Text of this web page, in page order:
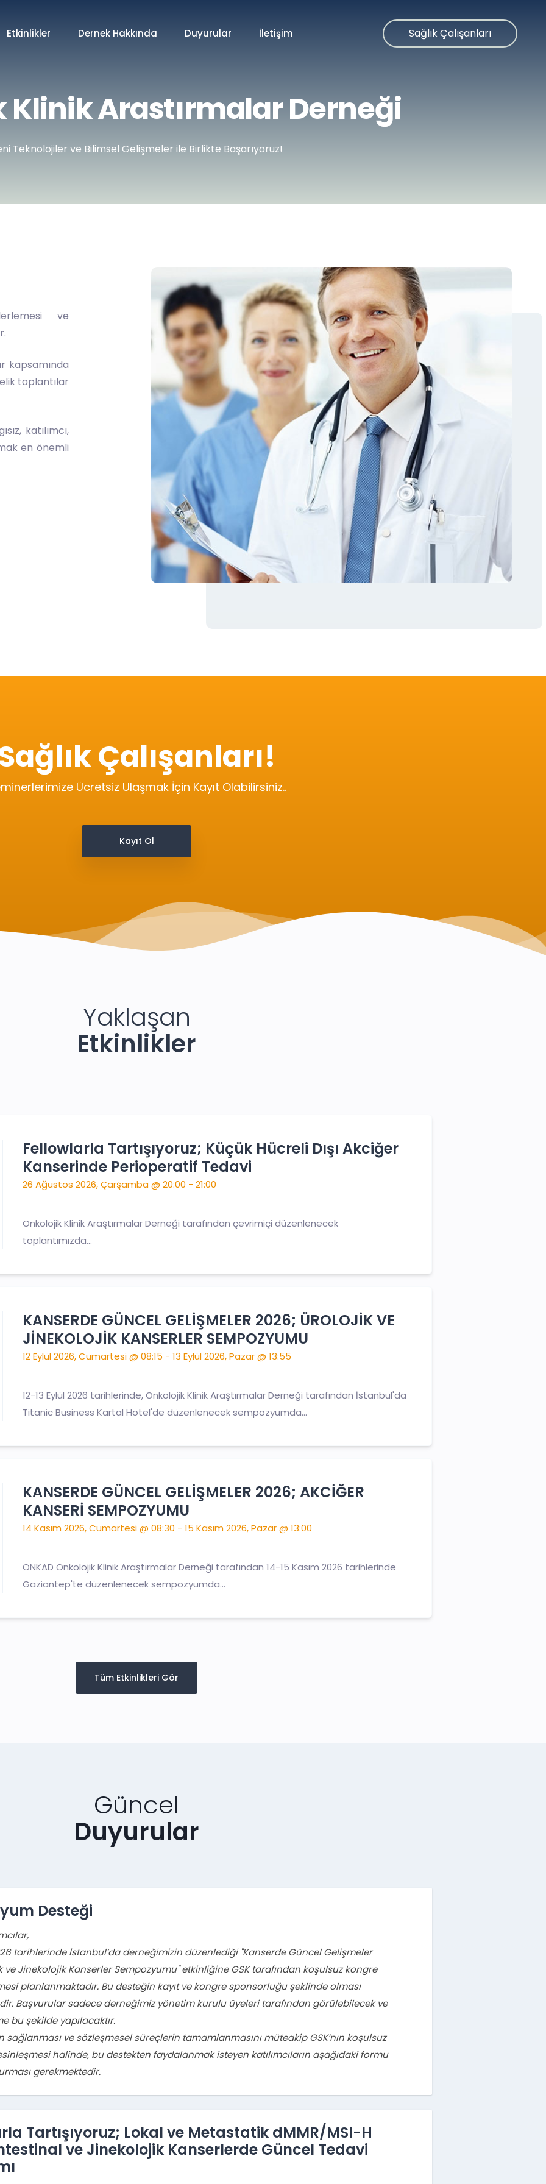
Etkinlikler Dernek Hakkında Duyurular İletişim Sağlık Çalışanları
Klinik Arastırmalar Derneği
Teknolojiler ve Bilimsel Gelişmeler ile Birlikte Başarıyoruz!
ve
kapsamında
toplantılar
katılımcı,
en önemli
Çalışanları!
Ücretsiz Ulaşmak İçin Kayıt Olabilirsiniz..
Kayıt Ol
Yaklaşan
Etkinlikler
Fellowlarla Tartışıyoruz; Küçük Hücreli Dışı Akciğer
Kanserinde Perioperatif Tedavi
26 Ağustos 2026, Çarşamba @ 20:00 - 21:00
Onkolojik Klinik Araştırmalar Derneği tarafından çevrimiçi düzenlenecek
toplantımızda...
KANSERDE GÜNCEL GELİŞMELER 2026; ÜROLOJİK VE
JİNEKOLOJİK KANSERLER SEMPOZYUMU
12 Eylül 2026, Cumartesi @ 08:15 - 13 Eylül 2026, Pazar @ 13:55
12-13 Eylül 2026 tarihlerinde, Onkolojik Klinik Araştırmalar Derneği tarafından İstanbul'da
Titanic Business Kartal Hotel'de düzenlenecek sempozyumda...
KANSERDE GÜNCEL GELİŞMELER 2026; AKCİĞER
KANSERİ SEMPOZYUMU
14 Kasım 2026, Cumartesi @ 08:30 - 15 Kasım 2026, Pazar @ 13:00
ONKAD Onkolojik Klinik Araştırmalar Derneği tarafından 14-15 Kasım 2026 tarihlerinde
Gaziantep'te düzenlenecek sempozyumda...
Tüm Etkinlikleri Gör
Güncel
Duyurular
Desteği
tarihlerinde İstanbul’da derneğimizin düzenlediği "Kanserde Güncel Gelişmeler
ve Jinekolojik Kanserler Sempozyumu" etkinliğine GSK tarafından koşulsuz kongre
planlanmaktadır. Bu desteğin kayıt ve kongre sponsorluğu şeklinde olması
Başvurular sadece derneğimiz yönetim kurulu üyeleri tarafından görülebilecek ve
bu şekilde yapılacaktır.
sağlanması ve sözleşmesel süreçlerin tamamlanmasını müteakip GSK’nın koşulsuz
halinde, bu destekten faydalanmak isteyen katılımcıların aşağıdaki formu
gerekmektedir.
Tartışıyoruz; Lokal ve Metastatik dMMR/MSI-H
ve Jinekolojik Kanserlerde Güncel Tedavi